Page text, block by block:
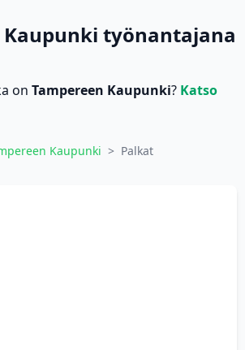
Kaupunki työnantajana
on Tampereen Kaupunki? Katso
Kaupunki > Palkat